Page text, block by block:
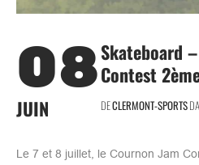
08
JUIN
Skateboard
Contest
DECLERMONT-SPORTS
Le 7 et 8 juillet, le Cournon Jam